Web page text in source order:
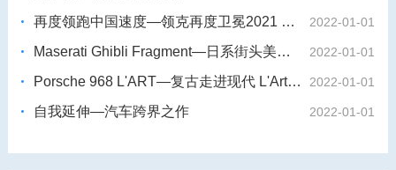
再度领跑中国速度—领克再度卫冕2021 WTCR世界杯 2022-01-01
Maserati Ghibli Fragment—日系街头美学 藤原浩 X玛莎拉蒂Ghibli 2022-01-01
Porsche 968 L'ART—复古走进现代 L'Art de L'Automobile X保时捷968 2022-01-01
自我延伸—汽车跨界之作 2022-01-01